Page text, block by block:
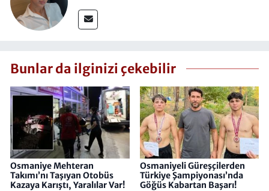
Bunlar da ilginizi çekebilir
Osmaniye Mehteran
Takımı’nı Taşıyan Otobüs
Kazaya Karıştı, Yaralılar Var!
Osmaniyeli Güreşçilerden
Türkiye Şampiyonası’nda
Göğüs Kabartan Başarı!